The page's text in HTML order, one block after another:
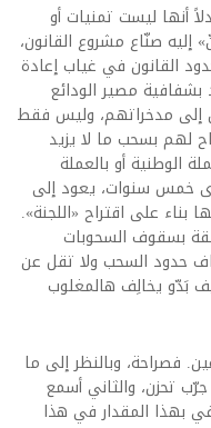
أنها ليست تمنيات أو
صنّاع مشروع القانون،
القانون في غياب إعادة
مصير الودائع
مدخراتهم، وليس فقط
لهم بسحب ما لا يزيد
الوطنية أو بالعملة
خمس سنوات، يعود إلى
بناء على اقتراح «اللجنة».
بسقوف السحوبات
لغرامة لا تتعدى 10 أضعاف حدود السحب ولا تقل عن
بَدّو يخالِف هالمغلوب
فصراحة، وبالنظر إلى ما
تحزن، والثاني أسمع
بهذا المقدار في هذا